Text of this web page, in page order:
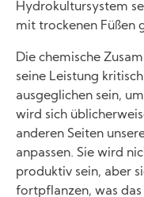
Hydrokultursystem
mit trockenen Füßen
Die chemische
seine Leistung
ausgeglichen sein,
wird sich
anderen Seiten
anpassen. Sie wird
produktiv sein, aber
fortpflanzen, was